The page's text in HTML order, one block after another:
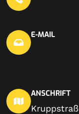
E-MAIL
ANSCHRIFT